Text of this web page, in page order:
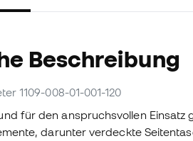
Beschreibung
1109-008-01-001-120
für den anspruchsvollen Einsatz
darunter verdeckte